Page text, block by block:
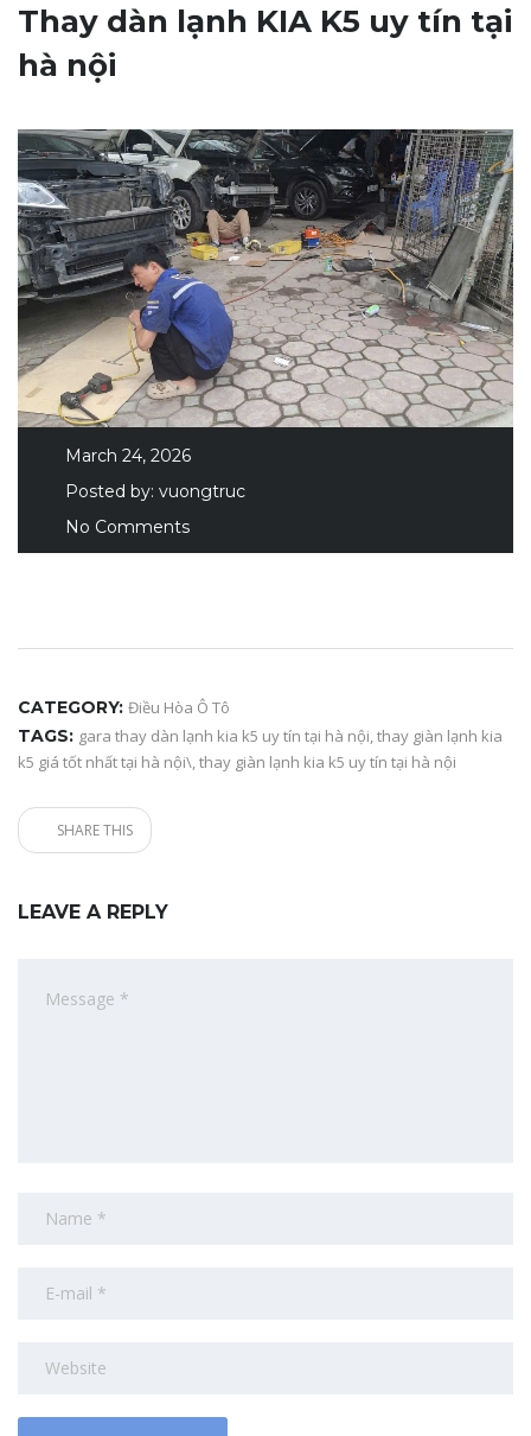
Thay dàn lạnh KIA K5 uy tín tại
hà nội
March 24, 2026
Posted by: vuongtruc
No Comments
CATEGORY: Điều Hòa Ô Tô
TAGS: gara thay dàn lạnh kia k5 uy tín tại hà nội,thay giàn lạnh kia
k5 giá tốt nhất tại hà nội\,thay giàn lạnh kia k5 uy tín tại hà nội
SHARE THIS
LEAVE A REPLY